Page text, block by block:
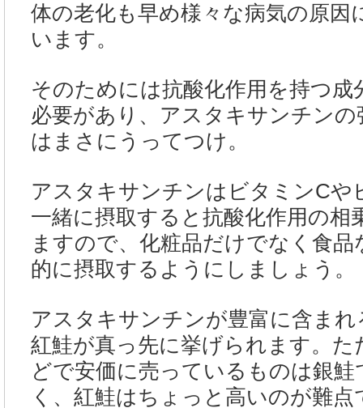
体の老化も早め様々な病気の原因
います。
そのためには抗酸化作用を持つ成
必要があり、アスタキサンチンの
はまさにうってつけ。
アスタキサンチンはビタミンCや
一緒に摂取すると抗酸化作用の相
ますので、化粧品だけでなく食
的に摂取するようにしましょう。
アスタキサンチンが豊富に含ま
紅鮭が真っ先に挙げられます。た
どで安価に売っているものは銀
く、紅鮭はちょっと高いのが難